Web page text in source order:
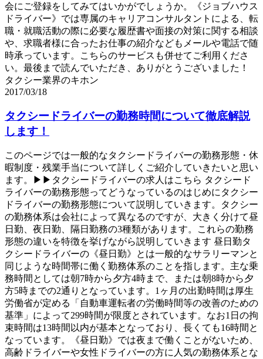
会にご登録をしてみてはいかがでしょうか。《ジョブハウス
ドライバー》では専属のキャリアコンサルタントによる、転
職・就職活動の際に必要な履歴書や面接の対策に関する相談
や、求職者様に合ったお仕事の紹介などもメールや電話で随
時承っています。こちらのサービスも併せてご利用くださ
い。最後まで読んでいただき、ありがとうございました！
タクシー業界のキホン
2017/03/18
タクシードライバーの勤務時間について徹底解説
します！
このページでは一般的なタクシードライバーの勤務形態・休
暇制度・残業手当について詳しくご紹介していきたいと思い
ます。▶▶タクシードライバーの求人はこちら タクシード
ライバーの勤務形態ってどうなっているのはじめにタクシー
ドライバーの勤務形態について説明していきます。タクシー
の勤務体系は会社によって異なるのですが、大きく分けて昼
日勤、夜日勤、隔日勤務の3種類があります。これらの勤務
形態の違いを特徴を挙げながら説明していきます 昼日勤タ
クシードライバーの《昼日勤》とは一般的なサラリーマンと
同じような時間帯に働く勤務体系のことを指します。主な乗
務時間としては朝7時から夕方4時まで、または朝8時から夕
方5時までの2通りとなっています。1ヶ月の出勤時間は厚生
労働省が定める「自動車運転者の労働時間等の改善のための
基準」によって299時間が限度とされています。なお1日の拘
束時間は13時間以内が基本となっており、長くても16時間と
なっています。《昼日勤》では夜まで働くことがないため、
高齢ドライバーや女性ドライバーの方に人気の勤務体系とな